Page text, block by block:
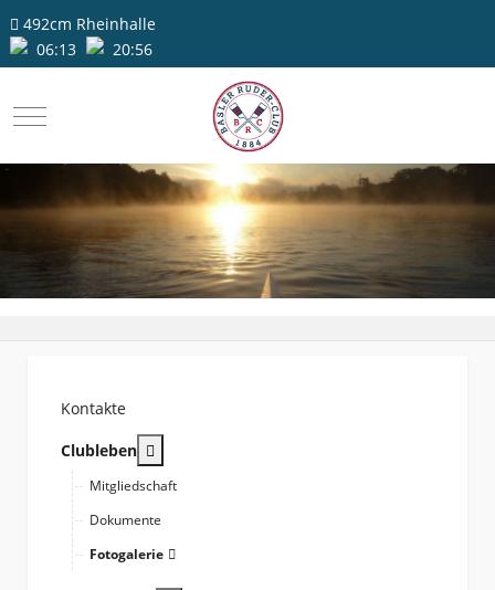
492cm Rheinhalle
06:13
20:56
Mobile Menu Toggle
Kontakte
Clubleben
Mitgliedschaft
Dokumente
Fotogalerie